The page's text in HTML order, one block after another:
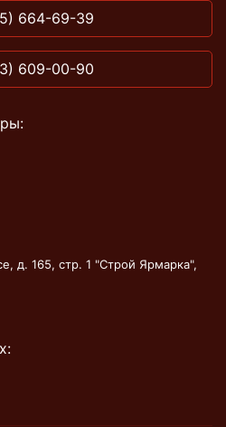
664-69-39
609-00-90
д. 165, стр. 1 "Строй Ярмарка",